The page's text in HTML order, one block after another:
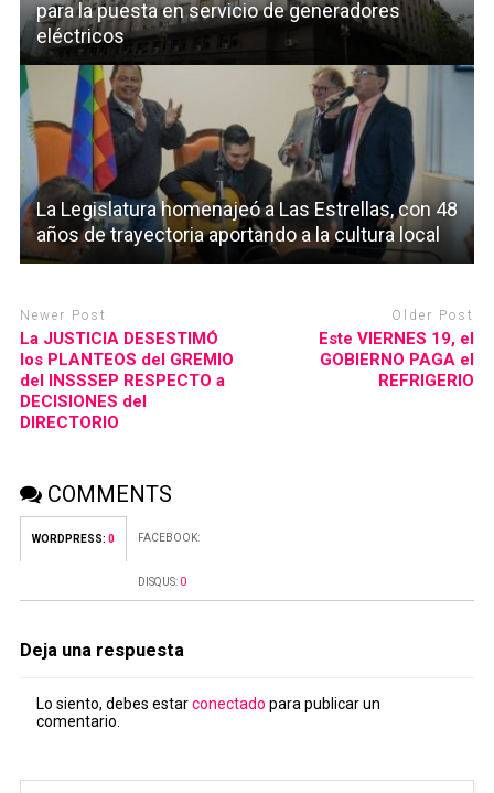
para la puesta en servicio de generadores
eléctricos
La Legislatura homenajeó a Las Estrellas, con 48
años de trayectoria aportando a la cultura local
Newer Post
La JUSTICIA DESESTIMÓ
los PLANTEOS del GREMIO
del INSSSEP RESPECTO a
DECISIONES del
DIRECTORIO
Older Post
Este VIERNES 19, el
GOBIERNO PAGA el
REFRIGERIO
COMMENTS
WORDPRESS: 0 FACEBOOK:
DISQUS: 0
Deja una respuesta
Lo siento, debes estarconectado para publicar un
comentario.